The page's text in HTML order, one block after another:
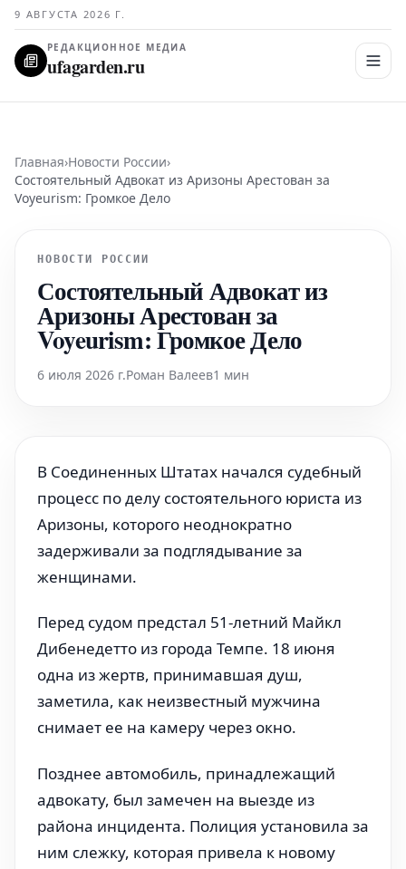
9 АВГУСТА 2026 Г.
РЕДАКЦИОННОЕ МЕДИА
ufagarden.ru
Главная›Новости России›
Состоятельный Адвокат из Аризоны Арестован за
Voyeurism: Громкое Дело
НОВОСТИ РОССИИ
Состоятельный Адвокат из
Аризоны Арестован за
Voyeurism: Громкое Дело
6 июля 2026 г.Роман Валеев1 мин
В Соединенных Штатах начался судебный
процесс по делу состоятельного юриста из
Аризоны, которого неоднократно
задерживали за подглядывание за
женщинами.
Перед судом предстал 51-летний Майкл
Дибенедетто из города Темпе. 18 июня
одна из жертв, принимавшая душ,
заметила, как неизвестный мужчина
снимает ее на камеру через окно.
Позднее автомобиль, принадлежащий
адвокату, был замечен на выезде из
района инцидента. Полиция установила за
ним слежку, которая привела к новому